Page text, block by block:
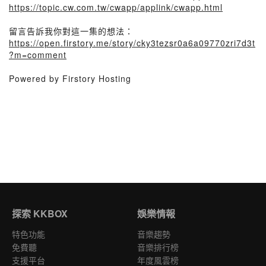
https://topic.cw.com.tw/cwapp/applink/cwapp.html
留言告訴我你對這一集的想法：
https://open.firstory.me/story/cky3tezsr0a6a09770zri7d3t
?m=comment
Powered by Firstory Hosting
探索 KKBOX
特色功能
免費聽
支援平台
娛樂情報
音樂趨勢
音樂排行榜
年度風雲榜